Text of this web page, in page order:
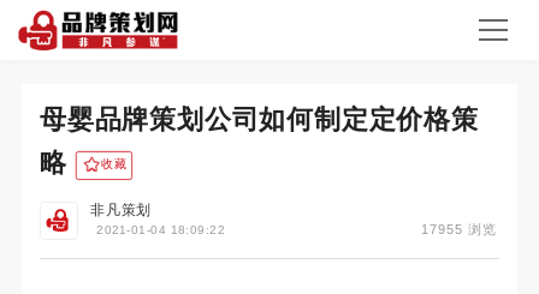
母婴品牌策划公司如何制定定价格策
略
收藏
非凡策划
2021-01-04 18:09:22 17955 浏览